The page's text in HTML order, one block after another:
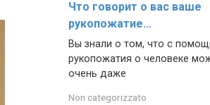
Что говорит о вас ваше
рукопожатие…
Вы знали о том, что с
рукопожатия о человеке
очень даже
Non categorizzato